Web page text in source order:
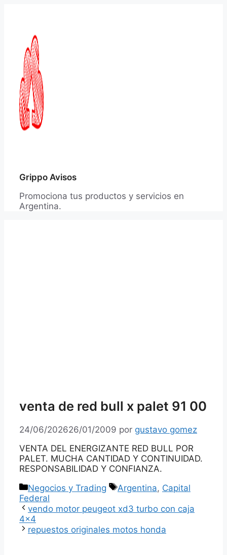
Grippo Avisos
Promociona tus productos y servicios en
Argentina.
venta de red bull x palet 91 00
24/06/202626/01/2009 por gustavo gomez
VENTA DEL ENERGIZANTE RED BULL POR
PALET. MUCHA CANTIDAD Y CONTINUIDAD.
RESPONSABILIDAD Y CONFIANZA.
Categorías
Negocios y Trading Etiquetas
Argentina, Capital
Federal
vendo motor peugeot xd3 turbo con caja
4×4
repuestos originales motos honda